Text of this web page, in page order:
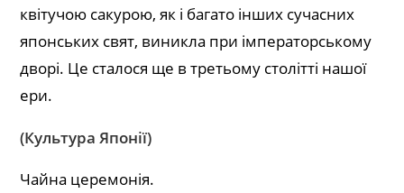
квітучою сакурою, як і багато інших сучасних
японських свят, виникла при імператорському
дворі. Це сталося ще в третьому столітті нашої
ери.
(Культура Японії)
Чайна церемонія.